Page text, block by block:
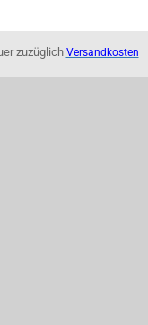
zuzüglich Versandkosten